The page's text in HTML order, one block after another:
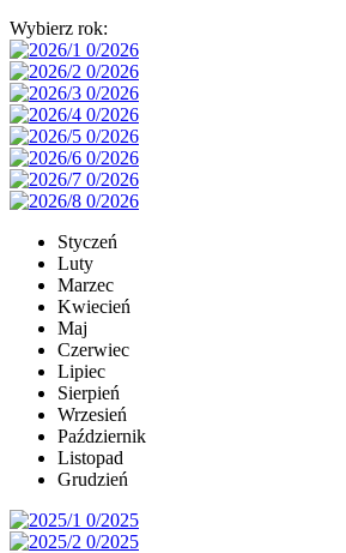
Wybierz rok:
Styczeń
Luty
Marzec
Kwiecień
Maj
Czerwiec
Lipiec
Sierpień
Wrzesień
Październik
Listopad
Grudzień